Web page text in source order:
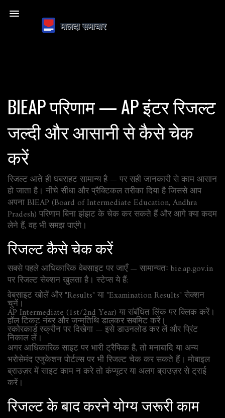
BIEAP परिणाम — AP इंटर रिजल्ट
जल्दी और आसानी से कैसे चेक
करें
रिजल्ट आते ही घबराहट सामान्य है — पर सही जानकारी से काम आसान
हो जाता है। नीचे सीधा और प्रैक्टिकल तरीका दिया है जिससे आप
अपना BIEAP (Board of Intermediate Education, Andhra
Pradesh) परिणाम बिना झंझट के चेक कर सकते हैं और आगे क्या कदम
लेने हैं, वह भी समझ पाएंगे।
रिजल्ट कैसे चेक करें
सबसे पहले आधिकारिक वेबसाइट पर जाएँ — सामान्यतः bie.ap.gov.in
पर रिजल्ट सेक्शन खुलता है। स्टेप्स ये हैं:
वेबसाइट खोलें और "Results" या "Examination Results" सेक्शन
चुनें।
AP Intermediate (1st/2nd Year) या संबंधित लिंक पर क्लिक करें।
हॉल टिकट नंबर और जन्मतिथि डालकर सबमिट करें।
स्कोरकार्ड स्क्रीन पर दिखेगा — इसे डाउनलोड कर लें और प्रिंट
निकाल लें।
अगर आधिकारिक साइट पर भारी ट्रैफिक है, तो मनाबादि या अन्य
भरोसेमंद एजुकेशन पोर्टल्स पर भी रिजल्ट चेक कर सकते हैं। मोबाइल
ब्राउज़र में साइट काम न करे तो कंप्यूटर या अलग ब्राउज़र से ट्राई
करें।
रिजल्ट के बाद करने योग्य जरूरी काम